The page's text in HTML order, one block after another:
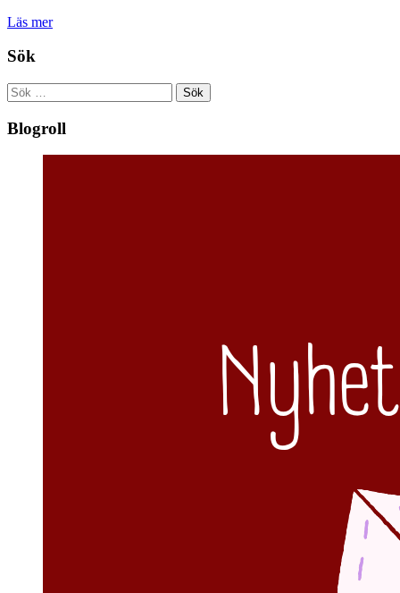
Läs mer
Sök
Sök
efter:
Blogroll